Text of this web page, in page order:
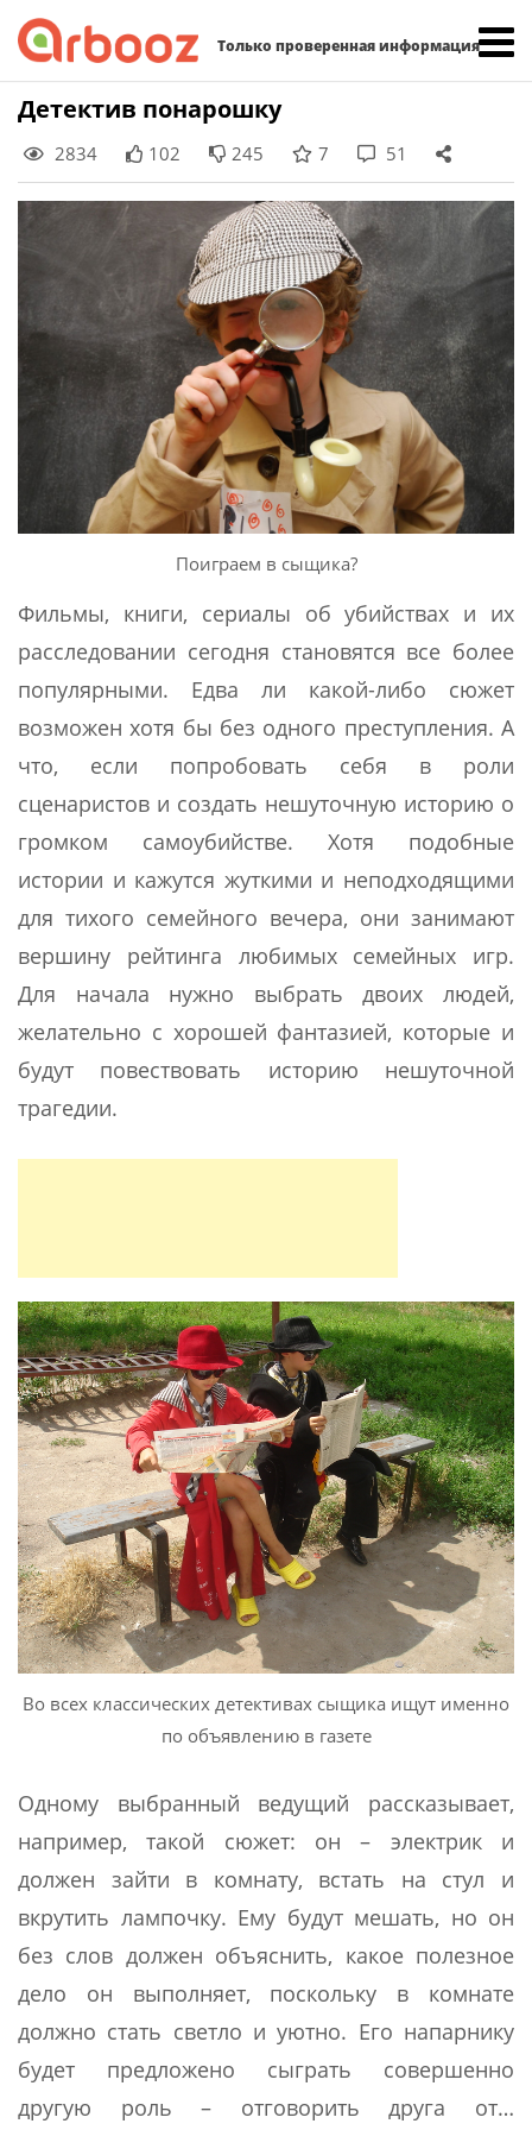
Только проверенная информация
Skip
to
content
Детектив понарошку
2834 102 245 7 51
Поиграем в сыщика?
Фильмы, книги, сериалы об убийствах и их
расследовании сегодня становятся все более
популярными. Едва ли какой-либо сюжет
возможен хотя бы без одного преступления. А
что, если попробовать себя в роли
сценаристов и создать нешуточную историю о
громком самоубийстве. Хотя подобные
истории и кажутся жуткими и неподходящими
для тихого семейного вечера, они занимают
вершину рейтинга любимых семейных игр.
Для начала нужно выбрать двоих людей,
желательно с хорошей фантазией, которые и
будут повествовать историю нешуточной
трагедии.
Во всех классических детективах сыщика ищут именно
по объявлению в газете
Одному выбранный ведущий рассказывает,
например, такой сюжет: он – электрик и
должен зайти в комнату, встать на стул и
вкрутить лампочку. Ему будут мешать, но он
без слов должен объяснить, какое полезное
дело он выполняет, поскольку в комнате
должно стать светло и уютно. Его напарнику
будет предложено сыграть совершенно
другую роль – отговорить друга от…
Найти: